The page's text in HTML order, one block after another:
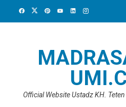
Official Website Ustadz KH.